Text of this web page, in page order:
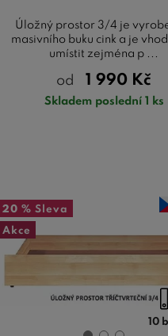
Úložný prostor 3/4 je
masivního buku cink a je
umístit zejména p ...
od 1 990 Kč
Skladem poslední 1 ks
20 % Sleva
Akce
10